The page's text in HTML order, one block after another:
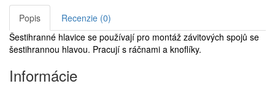
Popis
Recenzie (0)
Šestihranné hlavice se používají pro montáž závitových spojů se
šestihrannou hlavou. Pracují s ráčnami a knoflíky.
Informácie